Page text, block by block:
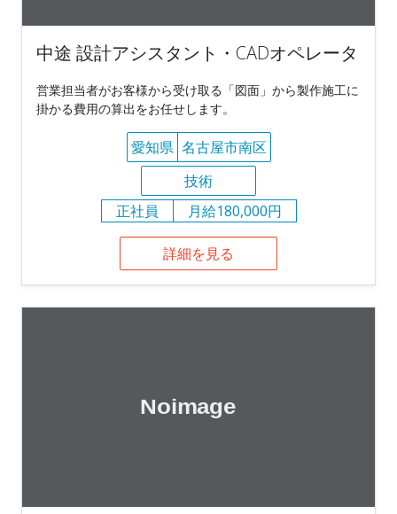
中途 設計アシスタント・CADオペレータ
営業担当者がお客様から受け取る「図面」から製作施工に
掛かる費用の算出をお任せします。
愛知県 名古屋市南区
技術
正社員
月給180,000円
詳細を見る